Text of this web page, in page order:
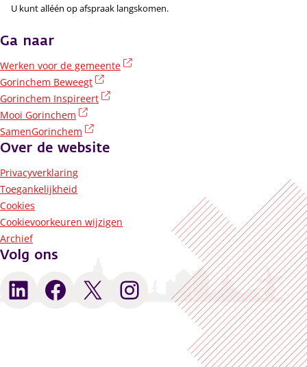
U kunt alléén op afspraak langskomen.
Ga naar
Werken voor de gemeente
Gorinchem Beweegt
Gorinchem Inspireert
Mooi Gorinchem
SamenGorinchem
Over de website
Privacyverklaring
Toegankelijkheid
Cookies
Cookievoorkeuren wijzigen
Archief
Volg ons
LinkedIn Facebook X Instagram